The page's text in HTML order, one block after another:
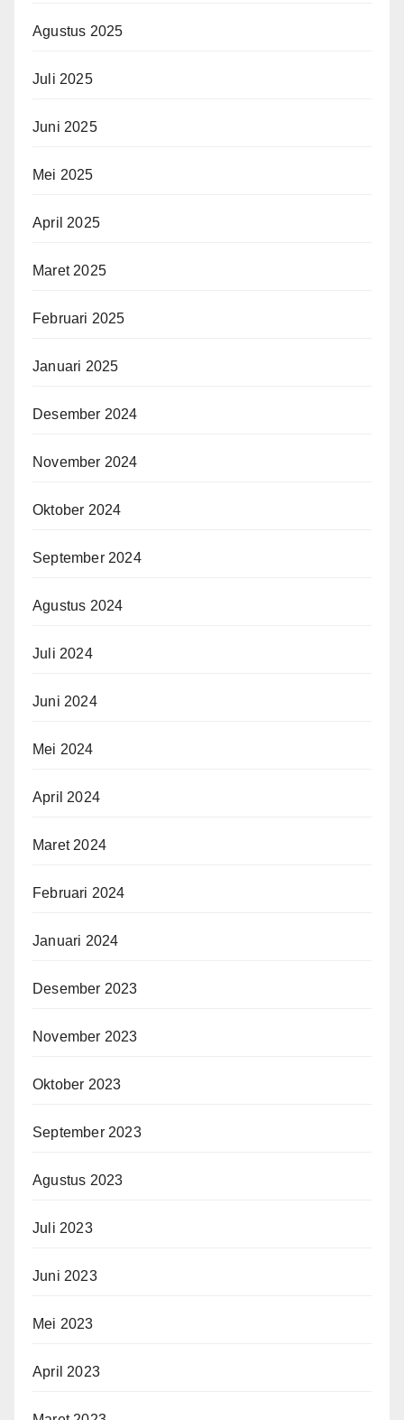
Agustus 2025
Juli 2025
Juni 2025
Mei 2025
April 2025
Maret 2025
Februari 2025
Januari 2025
Desember 2024
November 2024
Oktober 2024
September 2024
Agustus 2024
Juli 2024
Juni 2024
Mei 2024
April 2024
Maret 2024
Februari 2024
Januari 2024
Desember 2023
November 2023
Oktober 2023
September 2023
Agustus 2023
Juli 2023
Juni 2023
Mei 2023
April 2023